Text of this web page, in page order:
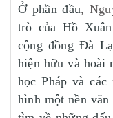
Ở phần đầu,
trò của Hồ
cộng đồng Đà
hiện hữu và hoài
học Pháp và
hình một nền